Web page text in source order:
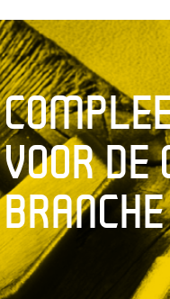
VOOR DE
BRANCHE